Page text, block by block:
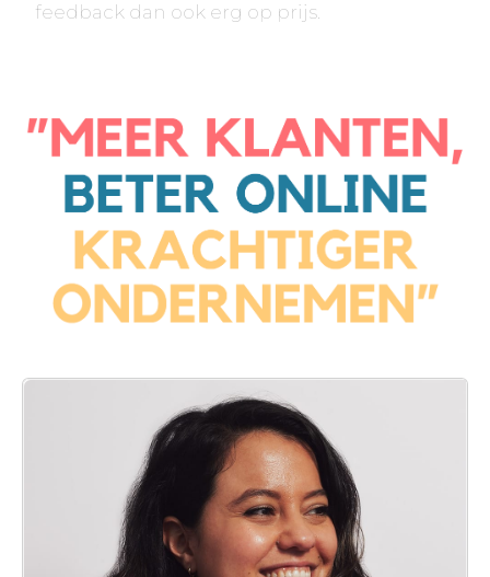
feedback dan ook erg op prijs.